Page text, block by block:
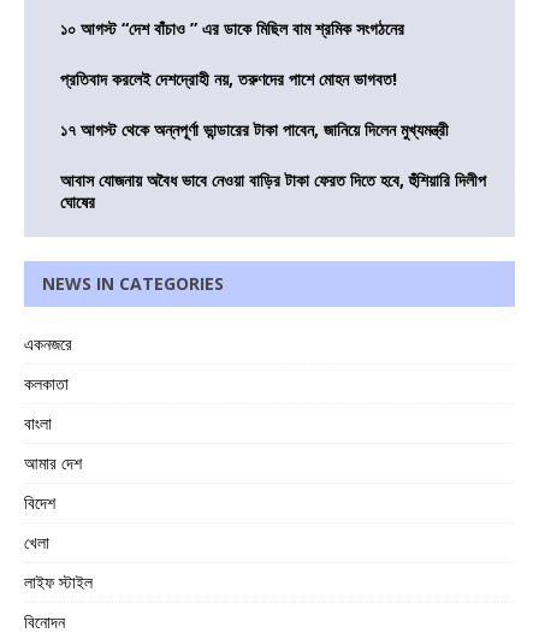
১০ আগস্ট “দেশ বাঁচাও ” এর ডাকে মিছিল বাম শ্রমিক সংগঠনের
প্রতিবাদ করলেই দেশদ্রোহী নয়, তরুণদের পাশে মোহন ভাগবত!
১৭ আগস্ট থেকে অন্নপূর্ণা ভান্ডারের টাকা পাবেন, জানিয়ে দিলেন মুখ্যমন্ত্রী
আবাস যোজনায় অবৈধ ভাবে নেওয়া বাড়ির টাকা ফেরত দিতে হবে, হুঁশিয়ারি দিলীপ
ঘোষের
NEWS IN CATEGORIES
একনজরে
কলকাতা
বাংলা
আমার দেশ
বিদেশ
খেলা
লাইফ স্টাইল
বিনোদন